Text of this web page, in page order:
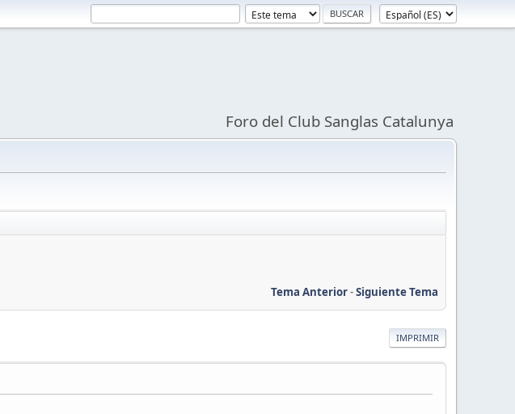
Foro del Club Sanglas Catalunya
Tema Anterior-Siguiente Tema
IMPRIMIR